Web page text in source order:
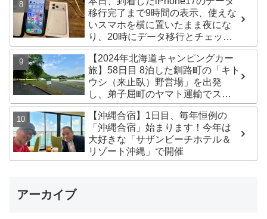
移行完了まで9時間の表示、使えな
いスマホを横に置いたまま夜にな
り、20時にデータ移行とチェック
が無事完了！午後からの写真がほ
ぼありません^^;
【2024年北海道キャンピングカー
旅】58日目 8泊した釧路町の「キト
ウシ（来止臥）野営場」を出発
し、弟子屈町のヤマト運輸でステ
ッカー受け取り！今日は北見市の
無料キャンプ場「つつじ公園キャ
ンプ場」まで
【沖縄合宿】1日目、毎年恒例の
「沖縄合宿」始まります！今年は
大好きな「サザンビーチホテル＆
リゾート沖縄」で開催
アーカイブ